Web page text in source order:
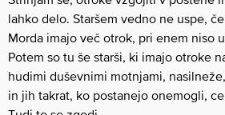
lahko delo. Staršem vedno ne uspe,
Morda imajo več otrok, pri enem niso
Potem so tu še starši, ki imajo otroke
hudimi duševnimi motnjami,
in jih takrat, ko postanejo onemogli,